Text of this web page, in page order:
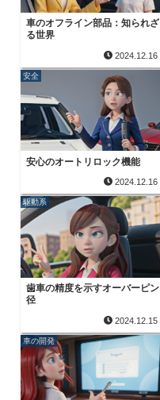
車のオフライン部品：知られざ
る世界
2024.12.16
安全
安心のオートリロック機能
2024.12.16
駆動系
歯車の精度を示すオーバーピン
径
2024.12.15
車の開発